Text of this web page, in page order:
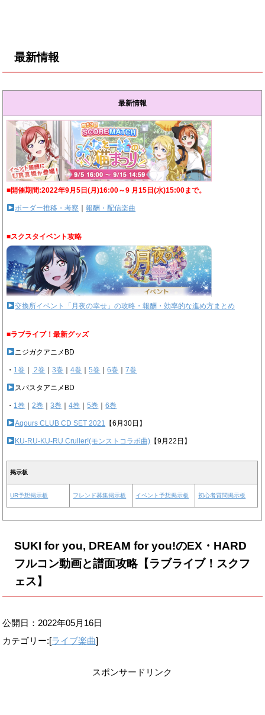
最新情報
最新情報
■開催期間:2022年9月5日(月)16:00～9 月15日(水)15:00まで。
ボーダー推移・考察 ｜報酬・配信楽曲
■スクスタイベント攻略
交換所イベント「月夜の幸せ」の攻略・報酬・効率的な進め方まとめ
■ラブライブ！最新グッズ
ニジガクアニメBD
・ 1巻 2巻 ｜3巻 ｜4巻 ｜5巻 ｜6巻 ｜7巻
スパスタアニメBD
・ 1巻 ｜2巻 ｜3巻 ｜4巻 ｜5巻 ｜6巻
Aqours CLUB CD SET 2021 【6月30日】
KU-RU-KU-RU Cruller!(モンストコラボ曲) 【9月22日】
掲示板
UR予想掲示板 フレンド募集掲示板 イベント予想掲示板 初心者質問掲示板
SUKI for you, DREAM for you!のEX・HARD
フルコン動画と譜面攻略【ラブライブ！スクフ
ェス】
公開日： 2022年05月16日
カテゴリー:[ライブ楽曲]
スポンサードリンク